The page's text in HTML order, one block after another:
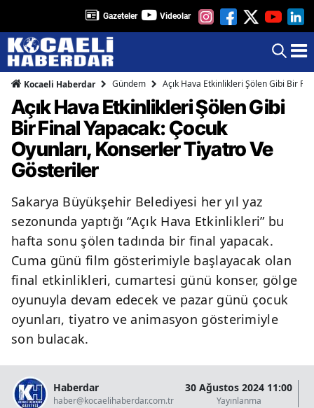
Gazeteler Videolar
Kocaeli Haberdar Gündem Açık Hava Etkinlikleri Şölen Gibi Bir
Açık Hava Etkinlikleri Şölen Gibi
Bir Final Yapacak: Çocuk
Oyunları, Konserler Tiyatro Ve
Gösteriler
Sakarya Büyükşehir Belediyesi her yıl yaz
sezonunda yaptığı “Açık Hava Etkinlikleri” bu
hafta sonu şölen tadında bir final yapacak.
Cuma günü film gösterimiyle başlayacak olan
final etkinlikleri, cumartesi günü konser, gölge
oyunuyla devam edecek ve pazar günü çocuk
oyunları, tiyatro ve animasyon gösterimiyle
son bulacak.
Haberdar
haber@kocaelihaberdar.com.tr
30 Ağustos 2024 11:00
Yayınlanma